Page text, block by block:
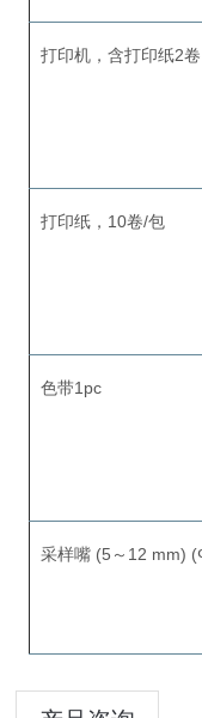
打印机，含打印纸2卷
打印纸，10卷/包
色带1pc
采样嘴 (5～12 mm)